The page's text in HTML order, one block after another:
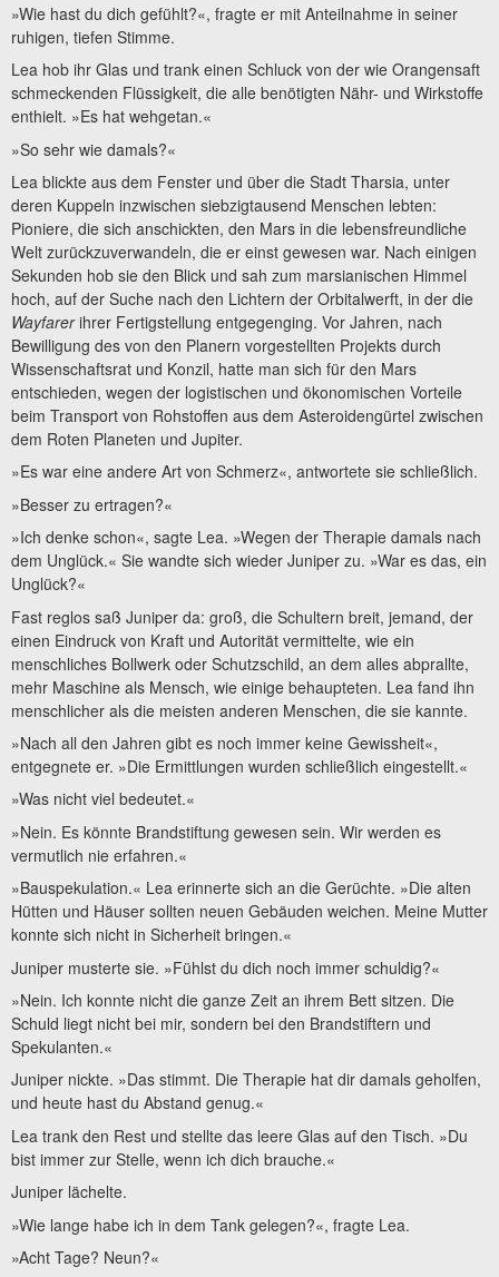
»Wie hast du dich gefühlt?«, fragte er mit Anteilnahme in seiner
ruhigen, tiefen Stimme.
Lea hob ihr Glas und trank einen Schluck von der wie Orangensaft
schmeckenden Flüssigkeit, die alle benötigten Nähr- und Wirkstoffe
enthielt. »Es hat wehgetan.«
»So sehr wie damals?«
Lea blickte aus dem Fenster und über die Stadt Tharsia, unter
deren Kuppeln inzwischen siebzigtausend Menschen lebten:
Pioniere, die sich anschickten, den Mars in die lebensfreundliche
Welt zurückzuverwandeln, die er einst gewesen war. Nach einigen
Sekunden hob sie den Blick und sah zum marsianischen Himmel
hoch, auf der Suche nach den Lichtern der Orbitalwerft, in der die
Wayfarerihrer Fertigstellung entgegenging. Vor Jahren, nach
Bewilligung des von den Planern vorgestellten Projekts durch
Wissenschaftsrat und Konzil, hatte man sich für den Mars
entschieden, wegen der logistischen und ökonomischen Vorteile
beim Transport von Rohstoffen aus dem Asteroidengürtel zwischen
dem Roten Planeten und Jupiter.
»Es war eine andere Art von Schmerz«, antwortete sie schließlich.
»Besser zu ertragen?«
»Ich denke schon«, sagte Lea. »Wegen der Therapie damals nach
dem Unglück.« Sie wandte sich wieder Juniper zu. »War es das, ein
Unglück?«
Fast reglos saß Juniper da: groß, die Schultern breit, jemand, der
einen Eindruck von Kraft und Autorität vermittelte, wie ein
menschliches Bollwerk oder Schutzschild, an dem alles abprallte,
mehr Maschine als Mensch, wie einige behaupteten. Lea fand ihn
menschlicher als die meisten anderen Menschen, die sie kannte.
»Nach all den Jahren gibt es noch immer keine Gewissheit«,
entgegnete er. »Die Ermittlungen wurden schließlich eingestellt.«
»Was nicht viel bedeutet.«
»Nein. Es könnte Brandstiftung gewesen sein. Wir werden es
vermutlich nie erfahren.«
»Bauspekulation.« Lea erinnerte sich an die Gerüchte. »Die alten
Hütten und Häuser sollten neuen Gebäuden weichen. Meine Mutter
konnte sich nicht in Sicherheit bringen.«
Juniper musterte sie. »Fühlst du dich noch immer schuldig?«
»Nein. Ich konnte nicht die ganze Zeit an ihrem Bett sitzen. Die
Schuld liegt nicht bei mir, sondern bei den Brandstiftern und
Spekulanten.«
Juniper nickte. »Das stimmt. Die Therapie hat dir damals geholfen,
und heute hast du Abstand genug.«
Lea trank den Rest und stellte das leere Glas auf den Tisch. »Du
bist immer zur Stelle, wenn ich dich brauche.«
Juniper lächelte.
»Wie lange habe ich in dem Tank gelegen?«, fragte Lea.
»Acht Tage? Neun?«